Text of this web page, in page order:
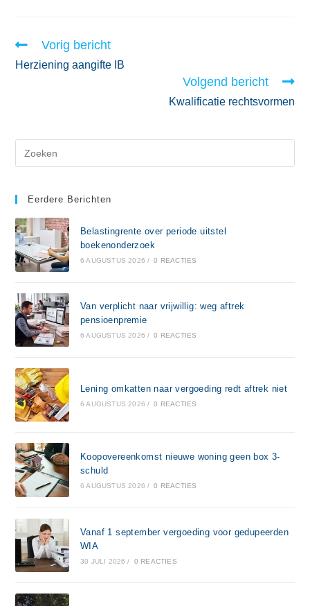
Vorig bericht
Herziening aangifte IB
Volgend bericht
Kwalificatie rechtsvormen
Eerdere Berichten
Belastingrente over periode uitstel
boekenonderzoek
6 AUGUSTUS 2026 / 0 REACTIES
Van verplicht naar vrijwillig: weg aftrek
pensioenpremie
6 AUGUSTUS 2026 / 0 REACTIES
Lening omkatten naar vergoeding redt aftrek niet
6 AUGUSTUS 2026 / 0 REACTIES
Koopovereenkomst nieuwe woning geen box 3-
schuld
6 AUGUSTUS 2026 / 0 REACTIES
Vanaf 1 september vergoeding voor gedupeerden
WIA
30 JULI 2026 / 0 REACTIES